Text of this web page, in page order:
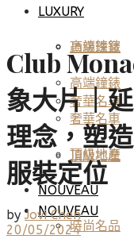
高端鐘錶
奢華名車
頂級地產
NOUVEAU
LUXURY
頂級珠寶
高端鐘錶
奢華名車
頂級地產
NOUVEAU
時尚名品
Club
象大片｜
理念，塑
服裝定位
by Jovi Chen
20/05/2024